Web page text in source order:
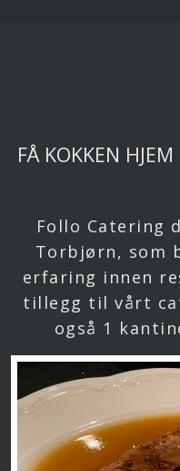
FÅ KOKKEN
Follo Catering
Torbjørn, som
erfaring innen
tillegg til vårt
også 1